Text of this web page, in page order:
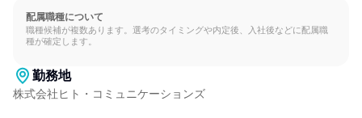
配属職種について
職種候補が複数あります。選考のタイミングや内定後、入社後などに配属職
種が確定します。
勤務地
株式会社ヒト・コミュニケーションズ